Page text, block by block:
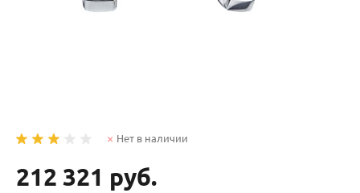
Нет в наличии
212 321 руб.